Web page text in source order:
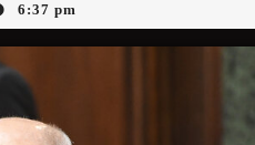
6:37 pm